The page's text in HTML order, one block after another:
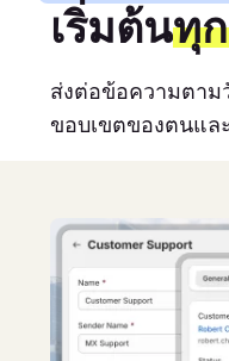
เริ่มต้นทุ
ส่งต่อข้อความตาม
ขอบเขตของตนแล